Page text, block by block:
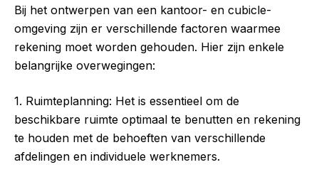
Bij het ontwerpen van een kantoor- en cubicle-
omgeving zijn er verschillende factoren waarmee
rekening moet worden gehouden. Hier zijn enkele
belangrijke overwegingen:
1. Ruimteplanning: Het is essentieel om de
beschikbare ruimte optimaal te benutten en rekening
te houden met de behoeften van verschillende
afdelingen en individuele werknemers.